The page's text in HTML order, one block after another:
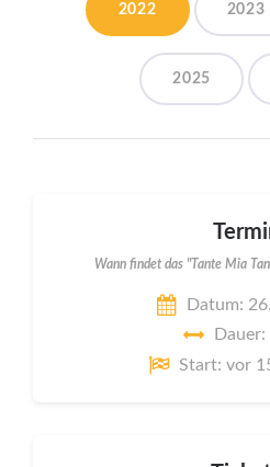
2022 2023
2025
Wann findet das "Tante Mia
Datum:
Dauer:
Start: vor